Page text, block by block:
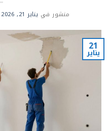
منشور في يناير 21, 2026
21
يناير